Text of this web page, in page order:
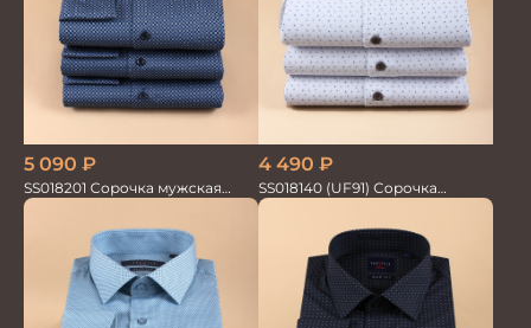
5 090 ₽
SS018201 Сорочка мужская
GROSTYLE PRIME
4 490 ₽
SS018140 (UF91) Сорочка
мужская GROSTYLE TRENDY